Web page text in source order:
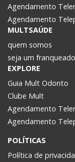
Agendamento
Agendamento
MULTSAÚDE
quem somos
seja um franqueado
EXPLORE
Guia Mult Odonto
Clube Mult
Agendamento
Agendamento
POLÍTICAS
Política de